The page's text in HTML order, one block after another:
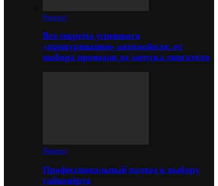
Ремонт
Все секреты успешного
«прикуривания» автомобиля: от
выбора проводов до запуска двигателя
Ремонт
Профессиональный подход к выбору
гайковёрта